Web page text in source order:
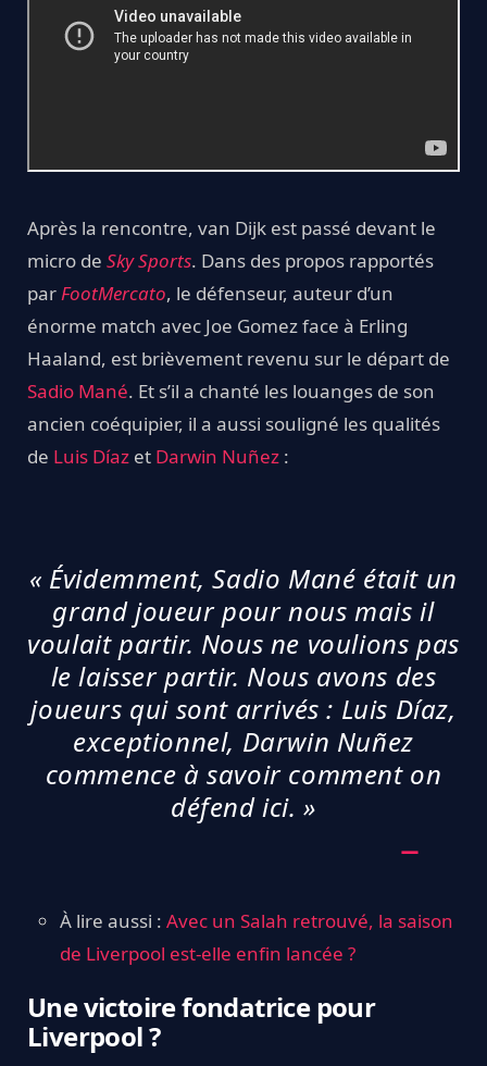
Après la rencontre, van Dijk est passé devant le
micro de Sky Sports. Dans des propos rapportés
parFootMercato, le défenseur, auteur d’un
énorme match avec Joe Gomez face à Erling
Haaland, est brièvement revenu sur le départ de
Sadio Mané. Et s’il a chanté les louanges de son
ancien coéquipier, il a aussi souligné les qualités
de Luis Díaz et Darwin Nuñez :
« Évidemment, Sadio Mané était un
grand joueur pour nous mais il
voulait partir. Nous ne voulions pas
le laisser partir. Nous avons des
joueurs qui sont arrivés : Luis Díaz,
exceptionnel, Darwin Nuñez
commence à savoir comment on
défend ici. »
À lire aussi : Avec un Salah retrouvé, la saison
de Liverpool est-elle enfin lancée ?
Une victoire fondatrice pour
Liverpool ?